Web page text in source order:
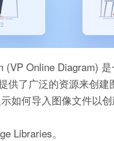
(VP Online Diagram)
供了广泛的资源来创
如何导入图像文件以
Libraries。